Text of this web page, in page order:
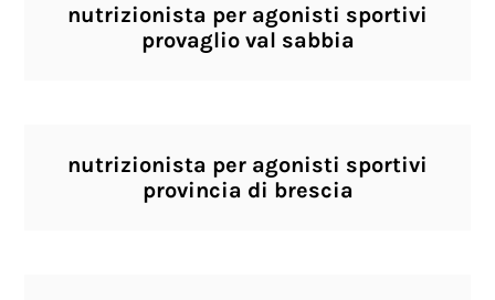
nutrizionista per agonisti sportivi
provaglio val sabbia
nutrizionista per agonisti sportivi
provincia di brescia